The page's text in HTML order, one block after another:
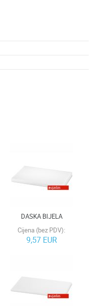
DASKA BIJELA
Cijena (bez PDV):
9,57 EUR